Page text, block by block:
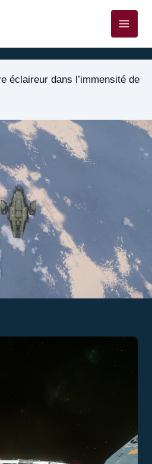
Main
éclaireur dans l’immensité de